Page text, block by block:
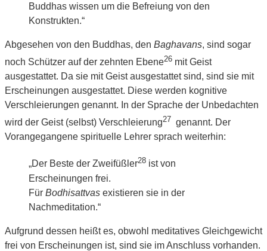
Buddhas wissen um die Befreiung von den
Konstrukten.“
Abgesehen von den Buddhas, den Baghavans, sind sogar
noch Schützer auf der zehnten Ebene26 mit Geist
ausgestattet. Da sie mit Geist ausgestattet sind, sind sie mit
Erscheinungen ausgestattet. Diese werden kognitive
Verschleierungen genannt. In der Sprache der Unbedachten
wird der Geist (selbst) Verschleierung27 genannt. Der
Vorangegangene spirituelle Lehrer sprach weiterhin:
„Der Beste der Zweifüßler28 ist von
Erscheinungen frei.
Für Bodhisattvas existieren sie in der
Nachmeditation.“
Aufgrund dessen heißt es, obwohl meditatives Gleichgewicht
frei von Erscheinungen ist, sind sie im Anschluss vorhanden.